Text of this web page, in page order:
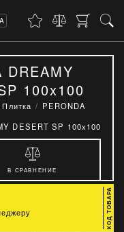
DREAMY
100x100
Плитка
PERONDA
DESERT SP 100x100
В СРАВНЕНИЕ